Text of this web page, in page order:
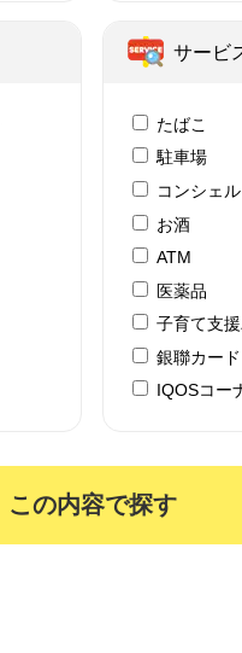
サービ
たばこ
駐車場
コンシェ
お酒
ATM
医薬品
子育て支
銀聯カード
IQOSコー